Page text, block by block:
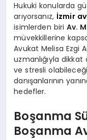
Hukuki konularda
arıyorsanız, İzmir
isimlerden biriAv.
müvekkillerine
Avukat Melisa Ezgi
uzmanlığıyla
ve stresli
danışanlarının
hedefler.
Boşanma
Boşanma